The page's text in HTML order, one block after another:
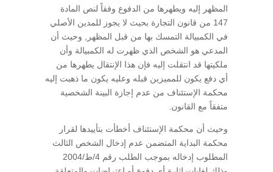
المظهر إليه ويطهرها من الدفوع وفقاً لنص المادة
147 من قانون التجارة بحيث لا يجوز للمدين الأصلي
في الكمبيالة التمسك بها من قبل المظهر, وحيث أن
المدعي هو الشخص الذي ظهرت له الكمبيالة وأن
ملكيتها قد انتقلت إليه فإن هذا الإنتقال يطهرها من
أي دفع يكون للمميزين قبله وعليه يكون ما ذهبت إليه
محكمة الإستئناف من عدم إجازة البينة الشخصية
متفقاً مع القانون.
وحيث أن محكمة الإستئناف أخطأت بتأييدها لقرار
محكمة البداية المتضمن عدم إدخال الشخص الثالث
المطلوب إدخاله بموجب الطلب رقم 4/ط/2004